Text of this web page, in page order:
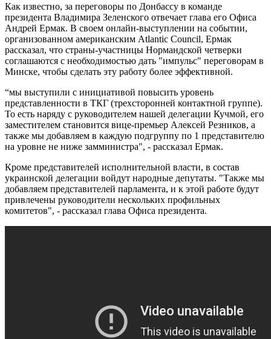
Как известно, за переговоры по Донбассу в команде
президента Владимира Зеленского отвечает глава его Офиса
Андрей Ермак. В своем онлайн-выступлении на событии,
организованном американским Atlantic Council, Ермак
рассказал, что страны-участницы Нормандской четверки
соглашаются с необходимостью дать "импульс" переговорам в
Минске, чтобы сделать эту работу более эффективной.
“мы выступили с инициативой повысить уровень
представленности в ТКГ (трехсторонней контактной группе).
То есть наряду с руководителем нашей делегации Кучмой, его
заместителем становится вице-премьер Алексей Резников, а
также мы добавляем в каждую подгруппу по 1 представителю
на уровне не ниже замминистра", - рассказал Ермак.
Кроме представителей исполнительной власти, в состав
украинской делегации войдут народные депутаты. "Также мы
добавляем представителей парламента, и к этой работе будут
привлечены руководители нескольких профильных
комитетов", - рассказал глава Офиса президента.